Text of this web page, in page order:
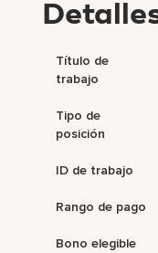
Título de
trabajo
Tipo de
posición
ID de trabajo
Rango de pago
Bono elegible